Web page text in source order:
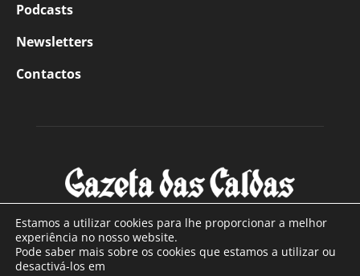
Podcasts
Newsletters
Contactos
SOBRE NÓS
Estamos a utilizar cookies para lhe proporcionar a melhor
experiência no nosso website.
Pode saber mais sobre os cookies que estamos a utilizar ou
desactivá-los em